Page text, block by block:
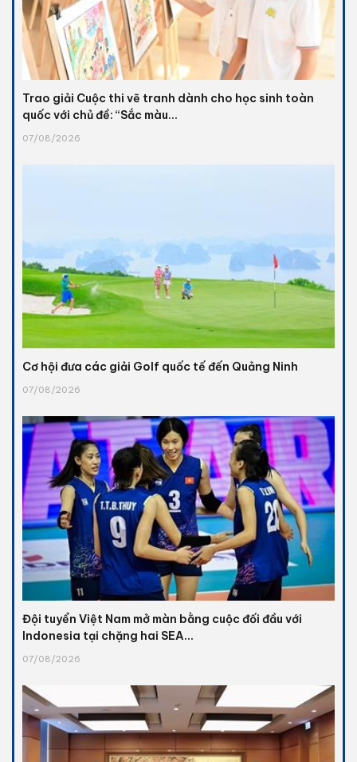
Trao giải Cuộc thi vẽ tranh dành cho học sinh toàn
quốc với chủ đề: “Sắc màu...
07/08/2026
Cơ hội đưa các giải Golf quốc tế đến Quảng Ninh
07/08/2026
Đội tuyển Việt Nam mở màn bằng cuộc đối đầu với
Indonesia tại chặng hai SEA...
07/08/2026